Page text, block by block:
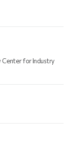
Center for Industry